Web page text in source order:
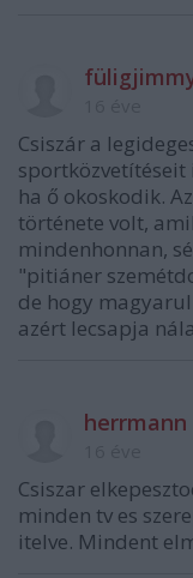
Csiszár a
ha ő okoskodik.
története volt,
mindenhonnan,
"pitiáner
de hogy
azért lecsapja
herrmann
Csiszar
minden tv es
itelve. Mindent